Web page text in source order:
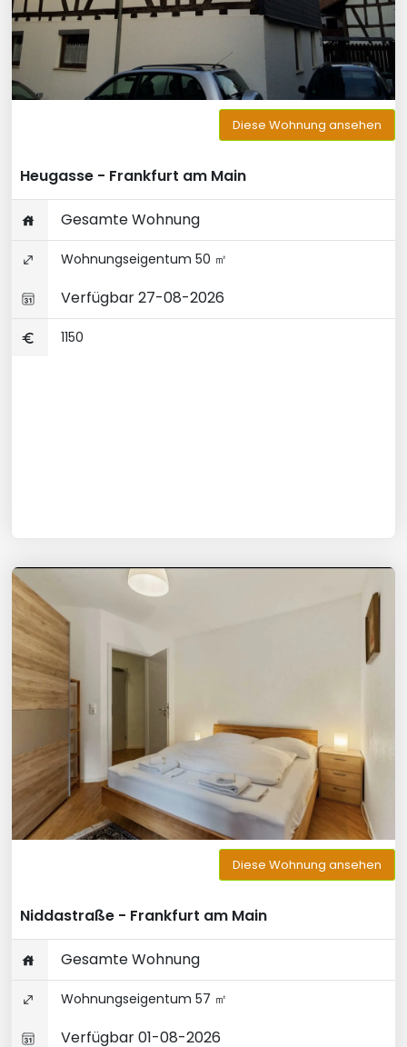
Diese Wohnung ansehen
Heugasse - Frankfurt am Main
Gesamte Wohnung
Wohnungseigentum 50 ㎡
Verfügbar 27-08-2026
1150
Diese Wohnung ansehen
Niddastraße - Frankfurt am Main
Gesamte Wohnung
Wohnungseigentum 57 ㎡
Verfügbar 01-08-2026